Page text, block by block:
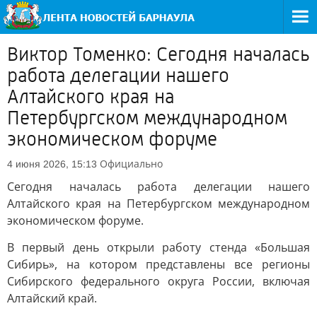
Виктор Томенко: Сегодня началась
работа делегации нашего
Алтайского края на
Петербургском международном
экономическом форуме
4 июня 2026, 15:13 Официально
Сегодня началась работа делегации нашего
Алтайского края на Петербургском международном
экономическом форуме.
В первый день открыли работу стенда «Большая
Сибирь», на котором представлены все регионы
Сибирского федерального округа России, включая
Алтайский край.